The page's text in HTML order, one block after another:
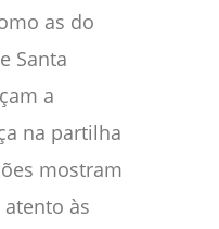
as do
Santa
a
na partilha
mostram
às